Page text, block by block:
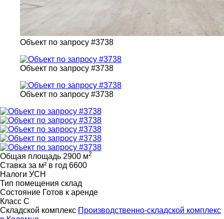
Объект по запросу #3738
Объект по запросу #3738
Объект по запросу #3738
Общая площадь 2900 м2
Ставка за м² в год 6600
Налоги УСН
Тип помещения склад
Состояние Готов к аренде
Класс C
Складской комплекс Производственно-складской комплекс